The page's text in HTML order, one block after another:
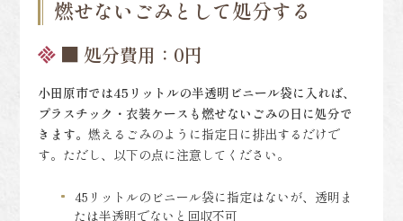
燃せないごみとして処分する
■ 処分費用：0円
小田原市では45リットルの半透明ビニール袋に入れば、
プラスチック・衣装ケース も燃せないごみの日に処分で
きます。燃えるごみのように指定日に排出するだけで
す。ただし、以下の点に注意してください。
45リットルのビニール袋に指定はないが、透明ま
たは半透明でないと回収不可